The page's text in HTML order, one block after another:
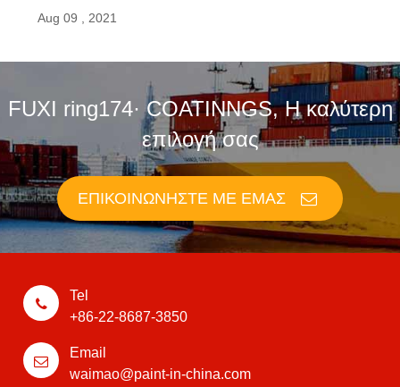
Aug 09 , 2021
FUXI ring174· COATINNGS, Η καλύτερη
επιλογή σας
ΕΠΙΚΟΙΝΩΝΉΣΤΕ ΜΕ ΕΜΆΣ
Tel
+86-22-8687-3850
Email
waimao@paint-in-china.com